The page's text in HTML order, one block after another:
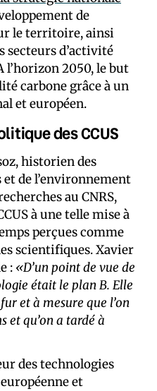
de
le territoire, ainsi
secteurs d’activité
l’horizon 2050, le but
carbone grâce à un
et européen.
des CCUS
historien des
et de l’environnement
au CNRS,
à une telle mise à
perçues comme
scientifiques. Xavier
: «D’un point de vue de
était le plan B. Elle
et à mesure que l’on
et qu’on a tardé à
des technologies
et